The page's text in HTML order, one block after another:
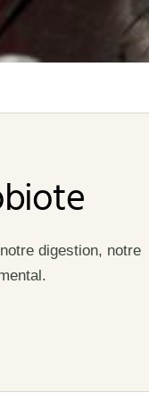
digestion, notre